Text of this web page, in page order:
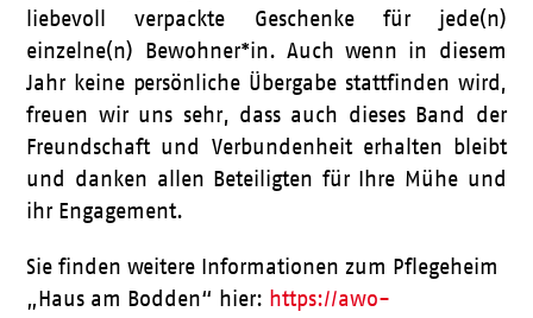
liebevoll verpackte Geschenke für jede(n)
einzelne(n) Bewohner*in. Auch wenn in diesem
Jahr keine persönliche Übergabe stattfinden wird,
freuen wir uns sehr, dass auch dieses Band der
Freundschaft und Verbundenheit erhalten bleibt
und danken allen Beteiligten für Ihre Mühe und
ihr Engagement.
Sie finden weitere Informationen zum Pflegeheim
„Haus am Bodden“ hier: https://awo-